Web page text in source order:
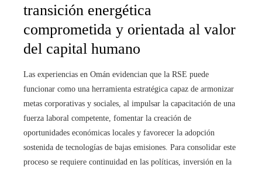
transición energética
comprometida y orientada al valor
del capital humano
Las experiencias en Omán evidencian que la RSE puede
funcionar como una herramienta estratégica capaz de armonizar
metas corporativas y sociales, al impulsar la capacitación de una
fuerza laboral competente, fomentar la creación de
oportunidades económicas locales y favorecer la adopción
sostenida de tecnologías de bajas emisiones. Para consolidar este
proceso se requiere continuidad en las políticas, inversión en la